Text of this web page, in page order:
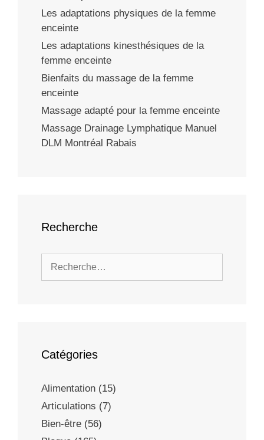
Les adaptations physiques de la femme
enceinte
Les adaptations kinesthésiques de la
femme enceinte
Bienfaits du massage de la femme
enceinte
Massage adapté pour la femme enceinte
Massage Drainage Lymphatique Manuel
DLM Montréal Rabais
Recherche
Catégories
Alimentation (15)
Articulations (7)
Bien-être (56)